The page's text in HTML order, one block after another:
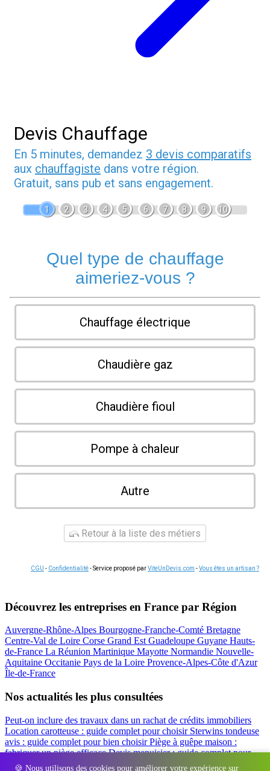
🍪 Nous utilisons des cookies pour améliorer votre expérience sur
Devis Chauffage
En 5 minutes, demandez 3 devis comparatifs
aux chauffagiste dans votre région.
Gratuit, sans pub et sans engagement.
1 2 3 4 5 6 7 8 9 10
Quel type de chauffage
aimeriez-vous ?
Chauffage électrique
Chaudière gaz
Chaudière fioul
Pompe à chaleur
Autre
Retour à la liste des métiers
CGU - Confidentialité- Service proposé parViteUnDevis.com -Vous êtes un artisan ?
Découvrez les entreprises en France par Région
Auvergne-Rhône-Alpes Bourgogne-Franche-Comté Bretagne
Centre-Val de Loire Corse Grand EstGuadeloupe Guyane Hauts-
de-France La Réunion Martinique Mayotte Normandie Nouvelle-
Aquitaine Occitanie Pays de la Loire Provence-Alpes-Côte d'Azur
Île-de-France
Nos actualités les plus consultées
Peut-on inclure des travaux dans un rachat de crédits immobiliers
Location carotteuse : guide complet pour choisir Sterwins tondeuse
avis : guide complet pour bien choisirPiège à guêpe maison :
fabriquer un piège efficaceDevis menuisier : guide complet pour
obtenir le meilleur prix
Simulation rachat de crédit : regrouper prêt